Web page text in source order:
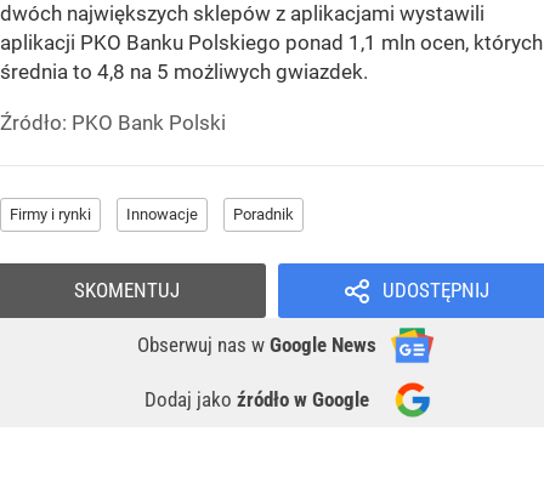
dwóch największych sklepów z aplikacjami wystawili
aplikacji PKO Banku Polskiego ponad 1,1 mln ocen, których
średnia to 4,8 na 5 możliwych gwiazdek.
Źródło: PKO Bank Polski
Firmy i rynki Innowacje Poradnik
UDOSTĘPNIJ
Obserwuj nas w Google News
Dodaj jako źródło w Google
SKOMENTUJ